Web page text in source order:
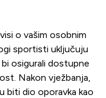
o vašim osobnim
sportisti uključuju
osigurali dostupne
Nakon vježbanja,
biti dio oporavka kao